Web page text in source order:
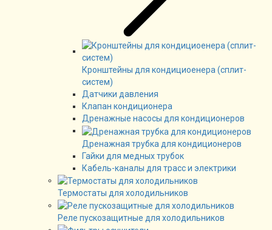
Кронштейны для кондициоенера (сплит-
систем)
Датчики давления
Клапан кондиционера
Дренажные насосы для кондиционеров
Дренажная трубка для кондиционеров
Гайки для медных трубок
Кабель-каналы для трасс и электрики
Термостаты для холодильников
Реле пускозащитные для холодильников